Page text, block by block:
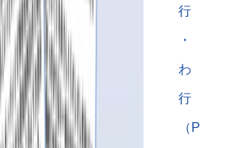
行
・
わ
行
（P